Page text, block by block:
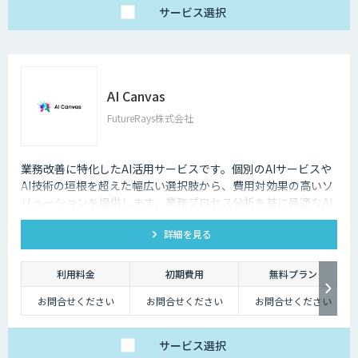
サービス選択
AI Canvas
FutureRays株式会社
業務改善に特化したAI活用サービスです。個別のAIサービスや
AI技術の垣根を超えた幅広い選択肢から、費用対効果の高いソ
リューションを提供します。​業務プロセス分析を基に最適なAI
活用を提案し、システムへのAI機能搭載を実現します。 ​課題整
理から導入後の運用まで伴走し、現実的な成果を追求します。​
販売管理システムや受注メール解析など、具体的な業務課題解
決に対応し、効率化と品質向上を支援します。
詳細を見る
利用料金 初期費用
無料プラン
お問合せください
お問合せください お問合せください
サービス選択